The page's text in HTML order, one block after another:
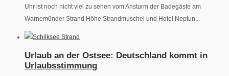
Uhr ist noch nicht viel zu sehen vom Ansturm der Badegäste am
Warnemünder Strand Höhe Strandmuschel und Hotel Neptun...
Urlaub an der Ostsee: Deutschland kommt in
Urlaubsstimmung